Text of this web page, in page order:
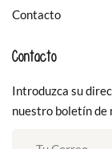
Contacto
Contacto
Introduzca su
nuestro boletín de